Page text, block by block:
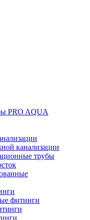
PRO AQUA
канализации
трубы
фитинги